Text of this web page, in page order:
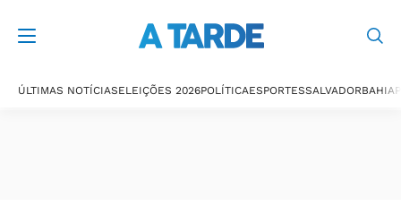
ÚLTIMAS NOTÍCIASELEIÇÕES 2026POLÍTICAESPORTESSALVADORBAHIA